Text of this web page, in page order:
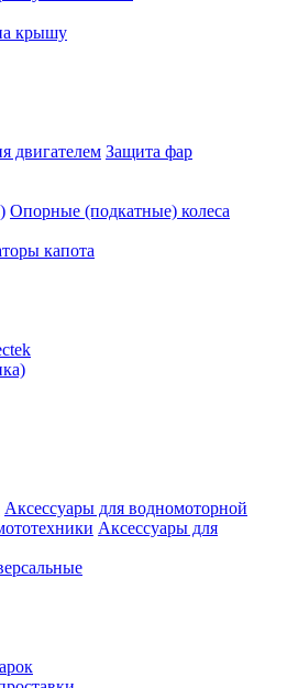
крышу
двигателем Защита фар
Опорные (подкатные) колеса
капота
Аксессуары для водномоторной
Аксессуары для